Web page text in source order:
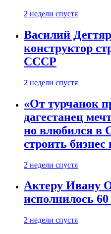
2 недели спустя
Василий
конструктор
СССР
2 недели спустя
«От турчанок
дагестанец
но влюбился в
строить
2 недели спустя
Актеру Ивану
исполнилось 60
2 недели спустя